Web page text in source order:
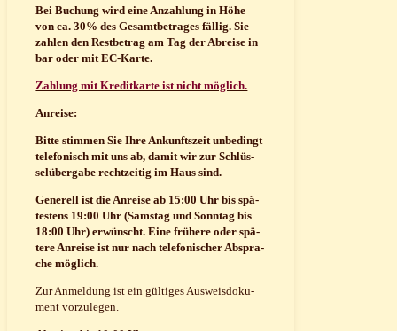
Bei Buchung wird eine Anzah­lung in Höhe
von ca. 30% des Gesamt­be­tra­ges fäl­lig. Sie
zah­len den Rest­be­trag am Tag der Abrei­se in
bar oder mit EC-Karte.
Zah­lung mit Kre­dit­kar­te ist nicht möglich.
Anrei­se:
Bit­te stim­men Sie Ihre Ankunfts­zeit unbe­dingt
tele­fo­nisch mit uns ab, damit wir zur Schlüs­
sel­über­ga­be recht­zei­tig im Haus sind.
Gene­rell ist die Anrei­se ab 15:00 Uhr bis spä­
tes­tens 19:00 Uhr (Sams­tag und Sonn­tag bis
18:00 Uhr) erwünscht. Eine frü­he­re oder spä­
te­re Anrei­se ist nur nach tele­fo­ni­scher Abspra­
che möglich.
Zur Anmel­dung ist ein gül­ti­ges Aus­weis­do­ku­
ment vorzulegen.